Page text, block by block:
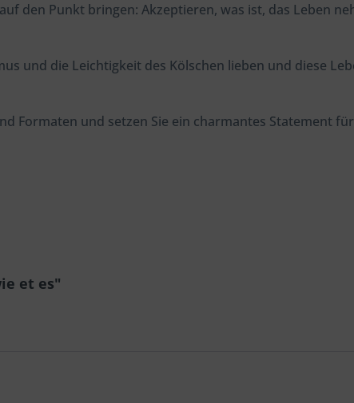
den Punkt bringen: Akzeptieren, was ist, das Leben
und die Leichtigkeit des Kölschen lieben und diese
Formaten und setzen Sie ein charmantes Statement
et es"